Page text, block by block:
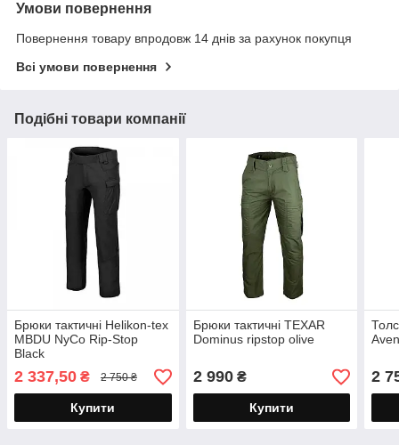
Умови повернення
Повернення товару впродовж 14 днів за рахунок покупця
Всі умови повернення
Подібні товари компанії
Брюки тактичні Helikon-tex
MBDU NyCo Rip-Stop
Black
2 337,50 ₴ 2 750 ₴
Купити
Брюки тактичні TEXAR
Dominus ripstop olive
2 990₴
Купити
2